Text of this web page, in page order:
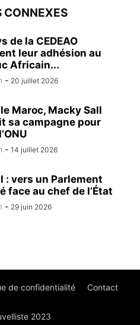
CONNEXES
de la CEDEAO
leur adhésion au
Africain...
- 20 juillet 2026
Maroc, Macky Sall
sa campagne pour
- 14 juillet 2026
: vers un Parlement
face au chef de l’État
- 29 juin 2026
de confidentialité Contact
2023